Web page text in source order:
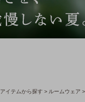
アイテムから探す ルームウェア